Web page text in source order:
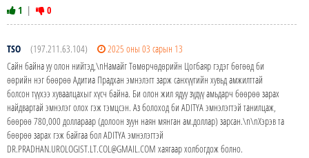
1 | 0
TSO (197.211.63.104)
2025 оны 03 сарын 13
Сайн байна уу олон нийтэд,\nНамайг Төмөрчөдөрийн Цогбаяр гэдэг бөгөөд би
өөрийн нэг бөөрөө Адитиа Прадхан эмнэлэгт зарж санхүүгийн хувьд амжилттай
болсон түүхээ хуваалцахыг хүсч байна. Би олон жил ядуу зүдүү амьдарч бөөрөө зарах
найдвартай эмнэлэг олох гэж тэмцсэн. Аз болоход би ADITYA эмнэлэгтэй танилцаж,
бөөрөө 780,000 доллараар (долоон зуун наян мянган ам.доллар) зарсан.\n\nХэрэв та
бөөрөө зарах гэж байгаа бол ADITYA эмнэлэгтэй
DR.PRADHAN.UROLOGIST.LT.COL@GMAIL.COM хаягаар холбогдож болно.